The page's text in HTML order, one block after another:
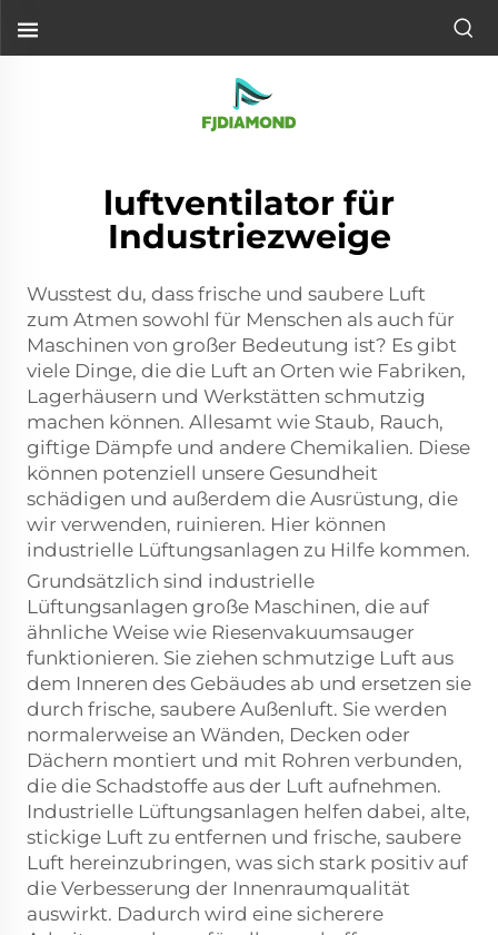
luftventilator für
Industriezweige
Wusstest du, dass frische und saubere Luft
zum Atmen sowohl für Menschen als auch für
Maschinen von großer Bedeutung ist? Es gibt
viele Dinge, die die Luft an Orten wie Fabriken,
Lagerhäusern und Werkstätten schmutzig
machen können. Allesamt wie Staub, Rauch,
giftige Dämpfe und andere Chemikalien. Diese
können potenziell unsere Gesundheit
schädigen und außerdem die Ausrüstung, die
wir verwenden, ruinieren. Hier können
industrielle Lüftungsanlagen zu Hilfe kommen.
Grundsätzlich sind industrielle
Lüftungsanlagen große Maschinen, die auf
ähnliche Weise wie Riesenvakuumsauger
funktionieren. Sie ziehen schmutzige Luft aus
dem Inneren des Gebäudes ab und ersetzen sie
durch frische, saubere Außenluft. Sie werden
normalerweise an Wänden, Decken oder
Dächern montiert und mit Rohren verbunden,
die die Schadstoffe aus der Luft aufnehmen.
Industrielle Lüftungsanlagen helfen dabei, alte,
stickige Luft zu entfernen und frische, saubere
Luft hereinzubringen, was sich stark positiv auf
die Verbesserung der Innenraumqualität
auswirkt. Dadurch wird eine sicherere